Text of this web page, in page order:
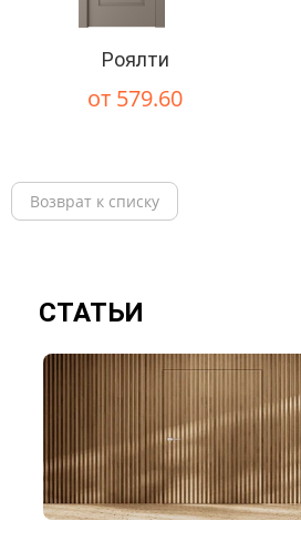
Роялти
от 579.60
Возврат к списку
СТАТЬИ